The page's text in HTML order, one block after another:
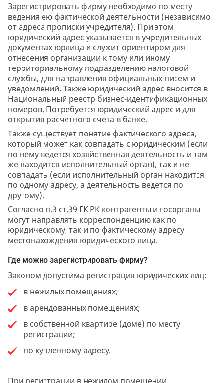
Зарегистрировать фирму необходимо по месту
ведения ею фактической деятельности (независимо
от адреса прописки учредителя). При этом
юридический адрес указывается в учредительных
документах юрлица и служит ориентиром для
отнесения организации к тому или иному
территориальному подразделению налоговой
службы, для направления официальных писем и
уведомлений. Также юридический адрес вносится в
Национальный реестр бизнес-идентификационных
номеров. Потребуется юридический адрес и для
открытия расчетного счета в банке.
Также существует понятие фактического адреса,
который может как совпадать с юридическим (если
по нему ведется хозяйственная деятельность и там
же находится исполнительный орган), так и не
совпадать (если исполнительный орган находится
по одному адресу, а деятельность ведется по
другому).
Согласно п.3 ст.39 ГК РК контрагенты и госорганы
могут направлять корреспонденцию как по
юридическому, так и по фактическому адресу
местонахождения юридического лица.
Где можно зарегистрировать фирму?
Законом допустима регистрация юридических лиц:
в нежилых помещениях;
в арендованных помещениях;
в собственной квартире (доме) по месту
регистрации;
по купленному адресу.
При регистрации в нежилом помещении